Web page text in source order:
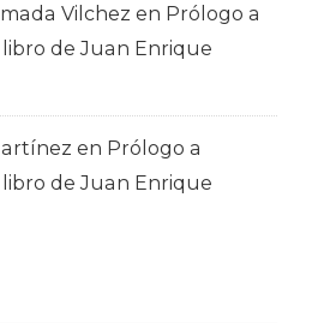
Vilchez en Prólogo a
libro de Juan Enrique
en Prólogo a
libro de Juan Enrique